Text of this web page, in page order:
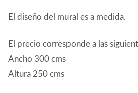
El diseño del mural es a medida.
El precio corresponde a las
Ancho 300 cms
Altura 250 cms